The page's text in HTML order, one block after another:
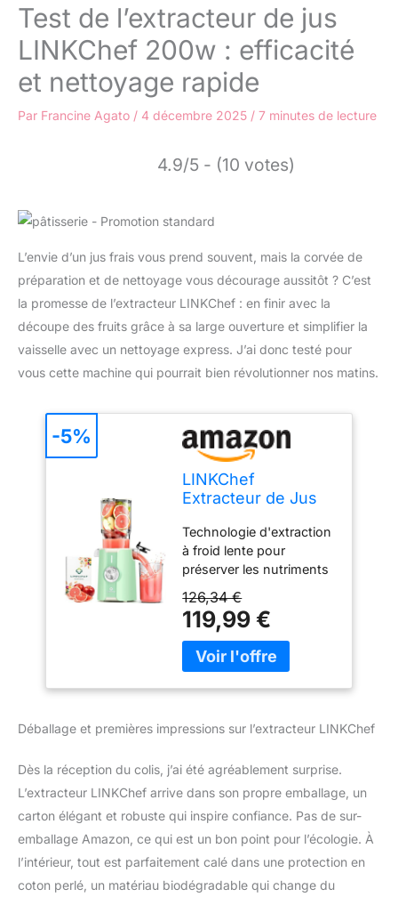
Test de l’extracteur de jus
LINKChef 200w : efficacité
et nettoyage rapide
Par Francine Agato / 4 décembre 2025 / 7 minutes de lecture
4.9/5 - (10 votes)
L’envie d’un jus frais vous prend souvent, mais la corvée de
préparation et de nettoyage vous décourage aussitôt ? C’est
la promesse de l’extracteur LINKChef : en finir avec la
découpe des fruits grâce à sa large ouverture et simplifier la
vaisselle avec un nettoyage express. J’ai donc testé pour
vous cette machine qui pourrait bien révolutionner nos matins.
LINKChef
Extracteur de Jus
200W pour Fruits &
Légumes
Technologie d'extraction
à froid lente pour
préserver les nutriments
toute la fraîcheur des
fruits et légumes avec
l'extracteur de jus
LINKChef. Contrairement
chaleur et d'oxydation,
froid fonctionne à une
vitesse lente de 45
tr/min. Son système de
pressage doux contribue
à préserver au mieux les
vitamines, les enzymes
et les nutriments
126,34 €
119,99 €
-5%
Déballage et premières impressions sur l’extracteur LINKChef
Dès la réception du colis, j’ai été agréablement surprise.
L’extracteur LINKChef arrive dans son propre emballage, un
carton élégant et robuste qui inspire confiance. Pas de sur-
emballage Amazon, ce qui est un bon point pour l’écologie. À
l’intérieur, tout est parfaitement calé dans une protection en
coton perlé, un matériau biodégradable qui change du